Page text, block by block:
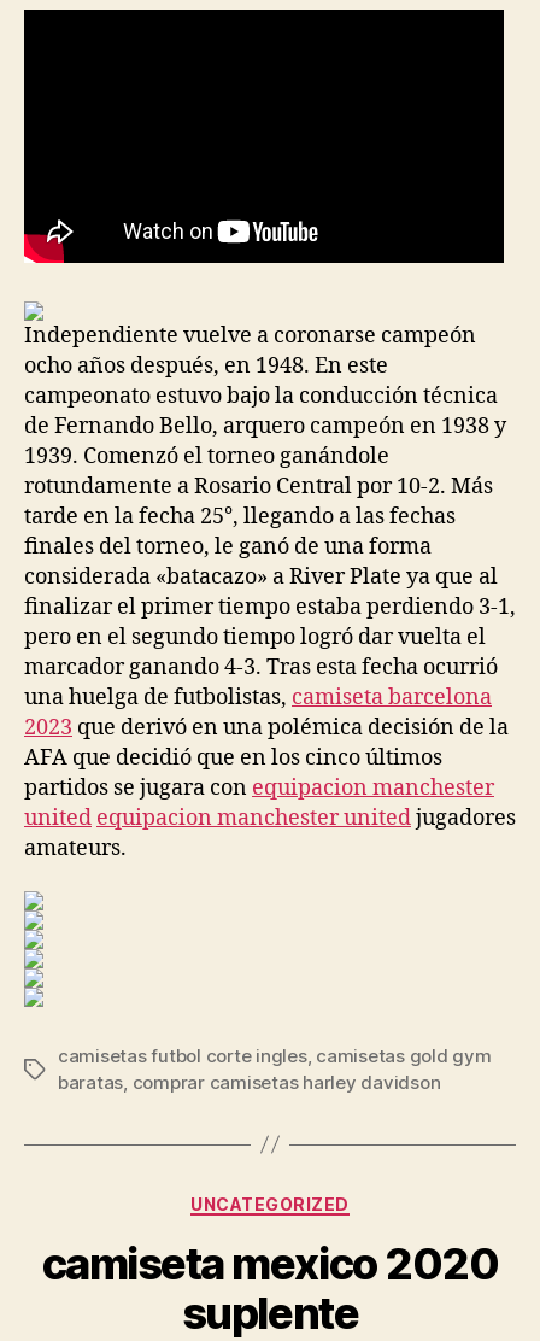
Independiente vuelve a coronarse campeón
ocho años después, en 1948. En este
campeonato estuvo bajo la conducción técnica
de Fernando Bello, arquero campeón en 1938 y
1939. Comenzó el torneo ganándole
rotundamente a Rosario Central por 10-2. Más
tarde en la fecha 25°, llegando a las fechas
finales del torneo, le ganó de una forma
considerada «batacazo» a River Plate ya que al
finalizar el primer tiempo estaba perdiendo 3-1,
pero en el segundo tiempo logró dar vuelta el
marcador ganando 4-3. Tras esta fecha ocurrió
una huelga de futbolistas, camiseta barcelona
2023 que derivó en una polémica decisión de la
AFA que decidió que en los cinco últimos
partidos se jugara con equipacion manchester
united equipacion manchester unitedjugadores
amateurs.
Etiquetas
camisetas futbol corte ingles, camisetas gold gym
baratas comprar camisetas harley davidson
Categorías
UNCATEGORIZED
camiseta mexico 2020
suplente